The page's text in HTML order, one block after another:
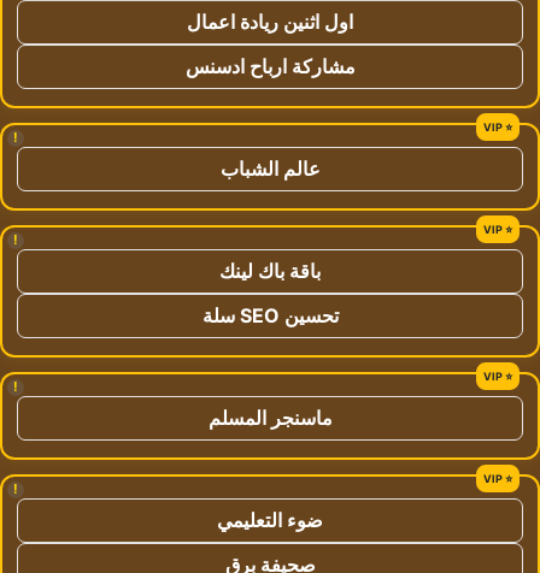
اول اثنين ريادة اعمال
مشاركة ارباح ادسنس
!
عالم الشباب
!
باقة باك لينك
تحسين SEO سلة
!
ماسنجر المسلم
!
ضوء التعليمي
صحيفة برق